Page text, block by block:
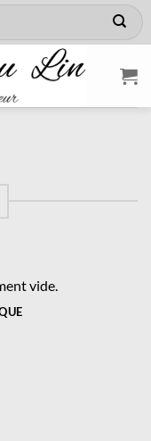
vide.